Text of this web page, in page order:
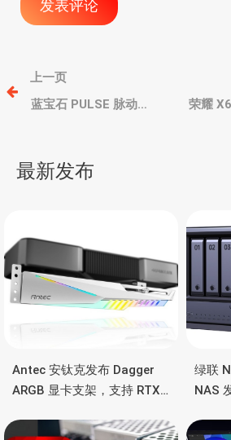
文
章
航
上一页
蓝宝石 PULSE 脉动
WIFI6 无线
荣耀
最新发布
Antec 安钛克发布 Dagger
ARGB 显卡支架，支持 RTX
绿联
NAS
雷电4